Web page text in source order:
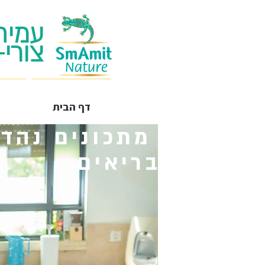
דף הבית
מתכונים
בריאים